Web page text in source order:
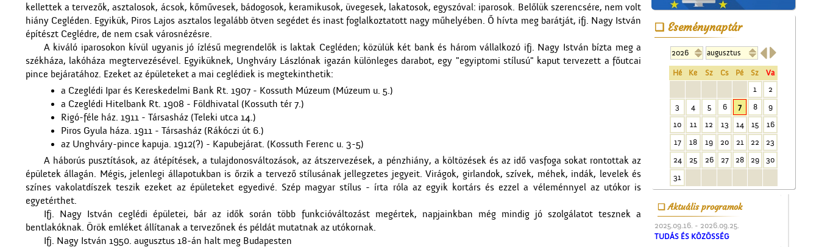
kellettek a tervezők, asztalosok, ácsok, kőművesek, bádogosok, keramikusok, üvegesek, lakatosok, egyszóval: iparosok. Belőlük szerencsére, nem volt
hiány Cegléden. Egyikük, Piros Lajos asztalos legalább ötven segédet és inast foglalkoztatott nagy műhelyében. Ő hívta meg barátját, ifj. Nagy István
építészt Ceglédre, de nem csak városnézésre.
A kiváló iparosokon kívül ugyanis jó ízlésű megrendelők is laktak Cegléden; közülük két bank és három vállalkozó ifj. Nagy István bízta meg a
székháza, lakóháza megtervezésével. Egyiküknek, Unghváry Lászlónak igazán különleges darabot, egy "egyiptomi stílusú" kaput tervezett a főutcai
pince bejáratához. Ezeket az épületeket a mai ceglédiek is megtekinthetik:
a Czeglédi Ipar és Kereskedelmi Bank Rt. 1907 - Kossuth Múzeum (Múzeum u. 5.)
a Czeglédi Hitelbank Rt. 1908 - Földhivatal (Kossuth tér 7.)
Rigó-féle ház. 1911 - Társasház (Teleki utca 14.)
Piros Gyula háza. 1911 - Társasház (Rákóczi út 6.)
az Unghváry-pince kapuja. 1912(?) - Kapubejárat. (Kossuth Ferenc u. 3-5)
A háborús pusztítások, az átépítések, a tulajdonosváltozások, az átszervezések, a pénzhiány, a költözések és az idő vasfoga sokat rontottak az
épületek állagán. Mégis, jelenlegi állapotukban is őrzik a tervező stílusának jellegzetes jegyeit. Virágok, girlandok, szívek, méhek, indák, levelek és
színes vakolatdíszek teszik ezeket az épületeket egyedivé. Szép magyar stílus - írta róla az egyik kortárs és ezzel a véleménnyel az utókor is
egyetérthet.
Ifj. Nagy István ceglédi épületei, bár az idők során több funkcióváltozást megértek, napjainkban még mindig jó szolgálatot tesznek a
bentlakóknak. Örök emléket állítanak a tervezőnek és példát mutatnak az utókornak.
Ifj. Nagy István 1950. augusztus 18-án halt meg Budapesten
Eseménynaptár

Hé Ke Sz Cs Pé Sz
Va
1
2
3
4 5 6 7 8
9
10
11 12 13 14 15
16
17
18 19 20 21 22
23
24
25 26 27 28 29
30
31
Aktuális programok
2025.09.16. - 2026.09.25.
TUDÁS ÉS KÖZÖSSÉG
Magyar írók országjárása
A ceglédi teniszpályák